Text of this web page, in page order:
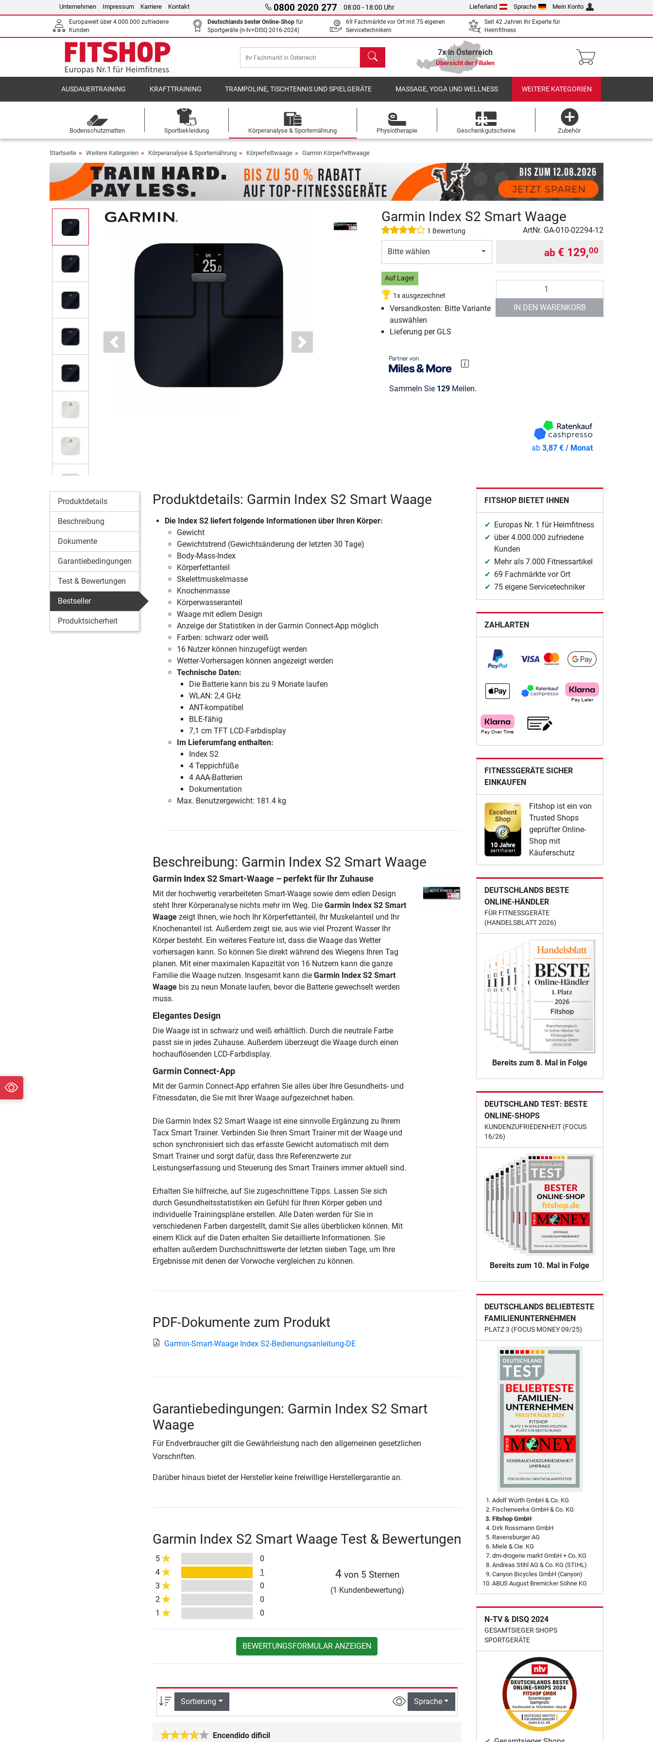
Unternehmen Impressum Karriere Kontakt 0800 2020 277 08:00 - 18:00 Uhr Lieferland Sprache Mein Konto
Europaweit über 4.000.000 zufriedene
Kunden
Deutschlands bester Online-Shop für
Sportgeräte (n-tv+DISQ 2016-2024)
69 Fachmärkte vor Ort mit 75 eigenen
Servicetechnikern
Seit 42 Jahren Ihr Experte für
Heimfitness
Suchen 7x in Österreich
Übersicht der Filialen
AUSDAUERTRAINING KRAFTTRAINING TRAMPOLINE, TISCHTENNIS UND SPIELGERÄTE MASSAGE, YOGA UND WELLNESS WEITERE KATEGORIEN
Bodenschutzmatten Sportbekleidung Körperanalyse & Sporternährung Physiotherapie Geschenkgutscheine Zubehör
Startseite Weitere Kategorien Körperanalyse & Sporternährung Körperfettwaage Garmin Körperfettwaage
Previous Next
Garmin Index S2 Smart Waage
1 Bewertung ArtNr. GA-010-02294-12
Bitte wählen
Auf Lager
1x ausgezeichnet
Versandkosten: Bitte Variante
auswählen
Lieferung per GLS
Sammeln Sie 129Meilen.
ab € 129,00
IN DEN WARENKORB
ab3,87 € / Monat
Produktdetails
Beschreibung
Dokumente
Garantiebedingungen
Test & Bewertungen
Bestseller
Produktsicherheit
Produktdetails: Garmin Index S2 Smart Waage
Die Index S2 liefert folgende Informationen über Ihren Körper:
Gewicht
Gewichtstrend (Gewichtsänderung der letzten 30 Tage)
Body-Mass-Index
Körperfettanteil
Skelettmuskelmasse
Knochenmasse
Körperwasseranteil
Waage mit edlem Design
Anzeige der Statistiken in der Garmin Connect-App möglich
Farben: schwarz oder weiß
16 Nutzer können hinzugefügt werden
Wetter-Vorhersagen können angezeigt werden
Technische Daten:
Die Batterie kann bis zu 9 Monate laufen
WLAN: 2,4 GHz
ANT-kompatibel
BLE-fähig
7,1 cm TFT LCD-Farbdisplay
Im Lieferumfang enthalten:
Index S2
4 Teppichfüße
4 AAA-Batterien
Dokumentation
Max. Benutzergewicht: 181.4 kg
Beschreibung: Garmin Index S2 Smart Waage
Garmin Index S2 Smart-Waage – perfekt für Ihr Zuhause
Mit der hochwertig verarbeiteten Smart-Waage sowie dem edlen Design
steht Ihrer Körperanalyse nichts mehr im Weg. Die Garmin Index S2 Smart
Waagezeigt Ihnen, wie hoch Ihr Körperfettanteil, Ihr Muskelanteil und Ihr
Knochenanteil ist. Außerdem zeigt sie, aus wie viel Prozent Wasser Ihr
Körper besteht. Ein weiteres Feature ist, dass die Waage das Wetter
vorhersagen kann. So können Sie direkt während des Wiegens Ihren Tag
planen. Mit einer maximalen Kapazität von 16 Nutzern kann die ganze
Familie die Waage nutzen. Insgesamt kann die Garmin Index S2 Smart
Waagebis zu neun Monate laufen, bevor die Batterie gewechselt werden
muss.
Elegantes Design
Die Waage ist in schwarz und weiß erhältlich. Durch die neutrale Farbe
passt sie in jedes Zuhause. Außerdem überzeugt die Waage durch einen
hochauflösenden LCD-Farbdisplay.
Garmin Connect-App
Mit der Garmin Connect-App erfahren Sie alles über Ihre Gesundheits- und
Fitnessdaten, die Sie mit Ihrer Waage aufgezeichnet haben.
Die Garmin Index S2 Smart Waage ist eine sinnvolle Ergänzung zu Ihrem
Tacx Smart Trainer. Verbinden Sie Ihren Smart Trainer mit der Waage und
schon synchronisiert sich das erfasste Gewicht automatisch mit dem
Smart Trainer und sorgt dafür, dass Ihre Referenzwerte zur
Leistungserfassung und Steuerung des Smart Trainers immer aktuell sind.
Erhalten Sie hilfreiche, auf Sie zugeschnittene Tipps. Lassen Sie sich
durch Gesundheitsstatistiken ein Gefühl für Ihren Körper geben und
individuelle Trainingspläne erstellen. Alle Daten werden für Sie in
verschiedenen Farben dargestellt, damit Sie alles überblicken können. Mit
einem Klick auf die Daten erhalten Sie detaillierte Informationen. Sie
erhalten außerdem Durchschnittswerte der letzten sieben Tage, um Ihre
Ergebnisse mit denen der Vorwoche vergleichen zu können.
PDF-Dokumente zum Produkt
Garmin-Smart-Waage Index S2-Bedienungsanleitung-DE
Garantiebedingungen: Garmin Index S2 Smart
Waage
Für Endverbraucher gilt die Gewährleistung nach den allgemeinen gesetzlichen
Vorschriften.
Darüber hinaus bietet der Hersteller keine freiwillige Herstellergarantie an.
Garmin Index S2 Smart Waage Test & Bewertungen
5
0
4
1
3
0
2
0
1
0
4 von 5 Sternen
(1 Kundenbewertung)
BEWERTUNGSFORMULAR ANZEIGEN
Sortierung Sprache
Encendido dificil
FITSHOP BIETET IHNEN
Europas Nr. 1 für Heimfitness
über 4.000.000 zufriedene
Kunden
Mehr als 7.000 Fitnessartikel
69 Fachmärkte vor Ort
75 eigene Servicetechniker
ZAHLARTEN
FITNESSGERÄTE SICHER
EINKAUFEN
Fitshop ist ein von
Trusted Shops
geprüfter Online-
Shop mit
Käuferschutz
DEUTSCHLANDS BESTE
ONLINE-HÄNDLER
FÜR FITNESSGERÄTE
(HANDELSBLATT 2026)
Bereits zum 8. Mal in Folge
DEUTSCHLAND TEST: BESTE
ONLINE-SHOPS
KUNDENZUFRIEDENHEIT (FOCUS
16/26)
Bereits zum 10. Mal in Folge
DEUTSCHLANDS BELIEBTESTE
FAMILIENUNTERNEHMEN
PLATZ 3 (FOCUS MONEY 09/25)
Adolf Würth GmbH & Co. KG
Fischerwerke GmbH & Co. KG
Fitshop GmbH
Dirk Rossmann GmbH
Ravensburger AG
Miele & Cie. KG
dm-drogerie markt GmbH + Co. KG
Andreas Stihl AG & Co. KG (STIHL)
Canyon Bicycles GmbH (Canyon)
ABUS August Bremicker Söhne KG
N-TV & DISQ 2024
GESAMTSIEGER SHOPS
SPORTGERÄTE